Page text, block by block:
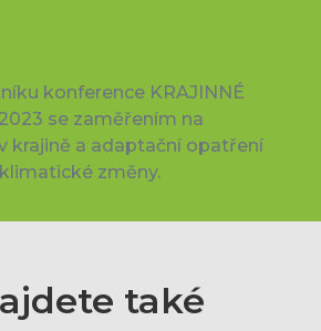
konference KRAJINNÉ
2023 se zaměřením na
krajině a adaptační opatření
změny.
také